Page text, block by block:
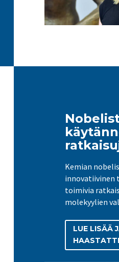
Kemian
innovatiivinen
toimivia
molekyylien
LUE LISÄÄ